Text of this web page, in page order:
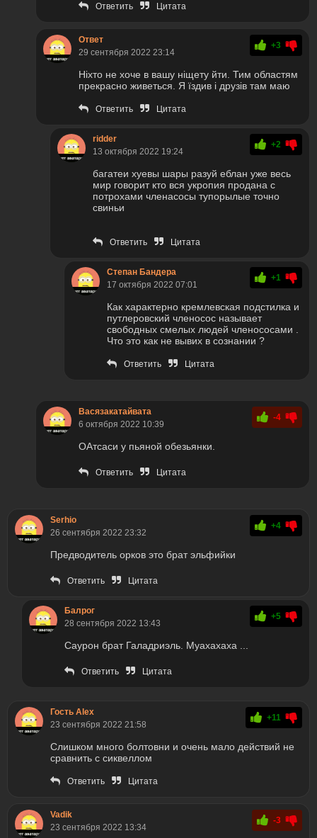
Ответить Цитата
Ответ
29 сентября 2022 23:14
+3
Ніхто не хоче в вашу ніщету йти. Тим областям
прекрасно живеться. Я їздив і друзів там маю
Ответить Цитата
ridder
13 октября 2022 19:24
+2
багатеи хуевы шары разуй еблан уже весь
мир говорит кто вся укропия продана с
потрохами членасосы тупорылые точно
свиньи
Ответить Цитата
Степан Бандера
17 октября 2022 07:01
+1
Как характерно кремлевская подстилка и
путлеровский членосос называет
свободных смелых людей членососами .
Что это как не вывих в сознании ?
Ответить Цитата
Васязакатайвата
6 октября 2022 10:39
-4
ОАтсаси у пьяной обезьянки.
Ответить Цитата
Serhio
26 сентября 2022 23:32
+4
Предводитель орков это брат эльфийки
Ответить Цитата
Балрог
28 сентября 2022 13:43
+5
Саурон брат Галадриэль. Муахахаха ...
Ответить Цитата
Гость Alex
23 сентября 2022 21:58
+11
Слишком много болтовни и очень мало действий не
сравнить с сиквеллом
Ответить Цитата
Vadik
23 сентября 2022 13:34
-3